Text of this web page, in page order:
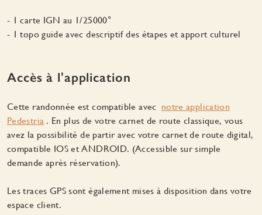
- 1 carte IGN au 1/25000°
- 1 topo guide avec descriptif des étapes et apport culturel
Accès à l'application
Cette randonnée est compatible avec notre application
Pedestria . En plus de votre carnet de route classique, vous
avez la possibilité de partir avec votre carnet de route digital,
compatible IOS et ANDROID. (Accessible sur simple
demande après réservation).
Les traces GPS sont également mises à disposition dans votre
espace client.